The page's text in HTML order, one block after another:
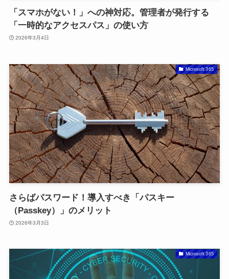
「スマホがない！」への神対応。管理者が発行する
「一時的なアクセスパス」の使い方
2026年3月4日
Microsoft 365
さらばパスワード！導入すべき「パスキー
（Passkey）」のメリット
2026年3月3日
Microsoft 365